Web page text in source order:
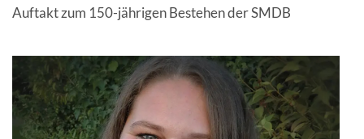
Auftakt zum 150-jährigen Bestehen der SMDB